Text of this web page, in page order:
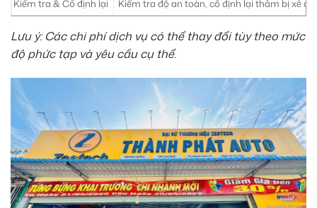
Kiểm tra & Cố định lại
Kiểm tra độ an toàn, cố định lại thảm bị xê
Lưu ý: Các chi phí dịch vụ có thể thay đổi tùy theo mức
độ phức tạp và yêu cầu cụ thể.